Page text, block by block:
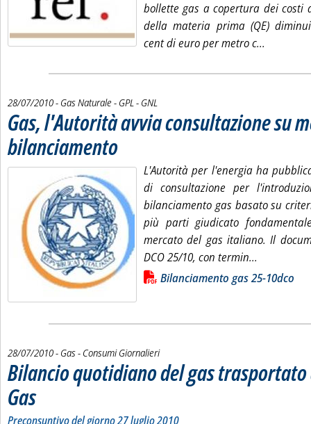
bollette gas a copertura dei costi
della materia prima (QE)
cent di euro per metro c...
28/07/2010- Gas Naturale - GPL - GNL
Gas, l'Autorità avvia consultazione su
bilanciamento
L'Autorità per l'energia ha
di consultazione per
bilanciamento gas basato su
più parti giudicato
mercato del gas italiano. Il
DCO 25/10, con termin...
Lista allegati PDF alla notiziaBilanciamento gas 25-10dco
28/07/2010- Gas - Consumi Giornalieri
Bilancio quotidiano del gas trasportato
Gas. Sottotitolo: Preconsuntivo del giorno 27 luglio 2010
. Pubblicata mercoledì 28 luglio 2010 alle 15.4.
Preconsuntivo del giorno 27 luglio 2010